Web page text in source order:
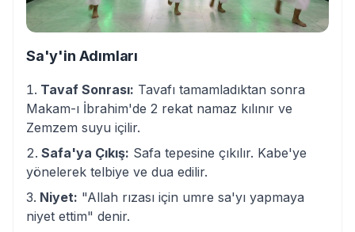
Sa'y'in Adımları
Tavaf Sonrası: Tavafı tamamladıktan sonra
Makam-ı İbrahim'de 2 rekat namaz kılınır ve
Zemzem suyu içilir.
Safa'ya Çıkış: Safa tepesine çıkılır. Kabe'ye
yönelerek telbiye ve dua edilir.
Niyet: "Allah rızası için umre sa'yı yapmaya
niyet ettim" denir.